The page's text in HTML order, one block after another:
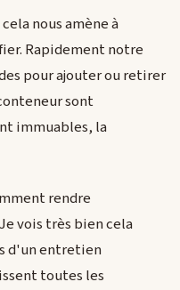
nous amène à
Rapidement notre
pour ajouter ou retirer
sont
immuables, la
rendre
vois très bien cela
d'un entretien
toutes les